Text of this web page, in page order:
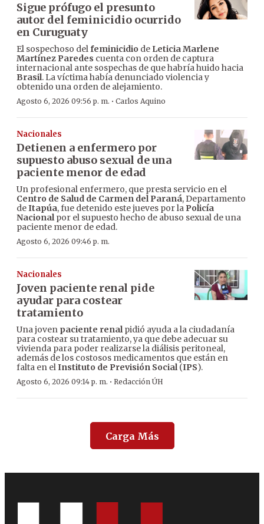
Sigue prófugo el presunto
autor del feminicidio ocurrido
en Curuguaty
El sospechoso delfeminicidio de Leticia Marlene
Martínez Paredes cuenta con orden de captura
internacional ante sospechas de que habría huido hacia
Brasil. La víctima había denunciado violencia y
obtenido una orden de alejamiento.
Agosto 6, 2026 09:56 p. m. · Carlos Aquino
Nacionales
Detienen a enfermero por
supuesto abuso sexual de una
paciente menor de edad
Un profesional enfermero, que presta servicio en el
Centro de Salud de Carmen del Paraná, Departamento
deItapúa, fue detenido este jueves por la Policía
Nacionalpor el supuesto hecho de abuso sexual de una
paciente menor de edad.
Agosto 6, 2026 09:46 p. m.
Nacionales
Joven paciente renal pide
ayudar para costear
tratamiento
Una joven paciente renalpidió ayuda a la ciudadanía
para costear su tratamiento, ya que debe adecuar su
vivienda para poder realizarse la diálisis peritoneal,
además de los costosos medicamentos que están en
falta en elInstituto de Previsión Social(IPS).
Agosto 6, 2026 09:14 p. m. · Redacción ÚH
Carga Más